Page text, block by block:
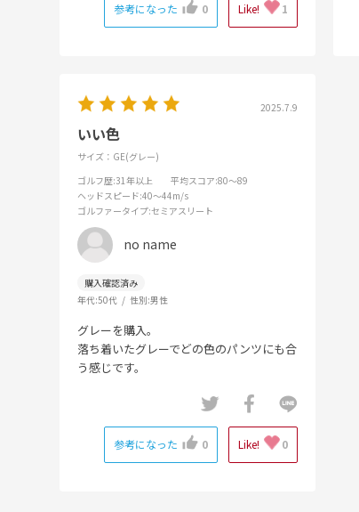
参考になった 0 Like! 1
2025.7.9
いい色
サイズ：GE(グレー)
ゴルフ歴:31年以上 平均スコア:80～89
ヘッドスピード:40～44m/s
ゴルファータイプ:セミアスリート
no name
年代:50代 性別:男性
グレーを購入。
落ち着いたグレーでどの色のパンツにも合
う感じです。
参考になった 0 Like! 0